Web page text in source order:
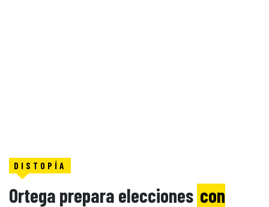
DISTOPÍA
Ortega prepara elecciones con